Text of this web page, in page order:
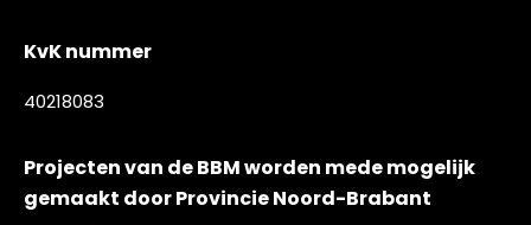
KvK nummer
40218083
Projecten van de BBM worden mede mogelijk
gemaakt door Provincie Noord-Brabant